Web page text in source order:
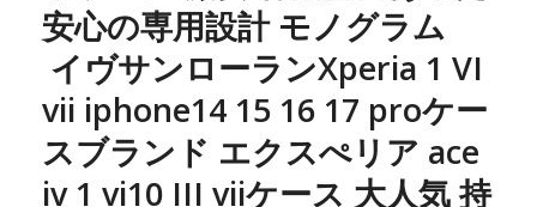
安心の専用設計 モノグラム
イヴサンローランXperia 1 VI
vii iphone14 15 16 17 proケー
スブランド エクスぺリア ace
iv 1 vi10 III viiケース 大人気 持